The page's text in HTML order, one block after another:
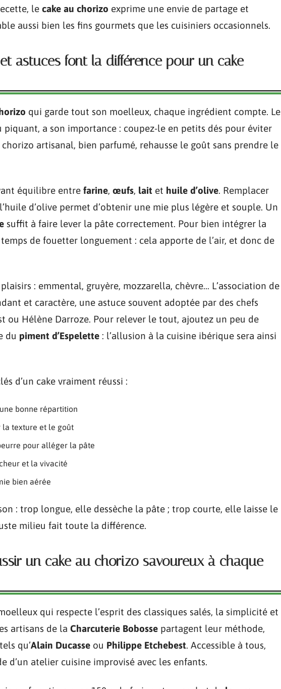
le cake au chorizo exprime une envie de partage et
aussi bien les fins gourmets que les cuisiniers occasionnels.
astuces font la différence pour un cake
qui garde tout son moelleux, chaque ingrédient compte. Le
piquant, a son importance : coupez-le en petits dés pour éviter
artisanal, bien parfumé, rehausse le goût sans prendre le
équilibre entre farine, œufs, lait et huile d’olive. Remplacer
d’olive permet d’obtenir une mie plus légère et souple. Un
suffit à faire lever la pâte correctement. Pour bien intégrer la
de fouetter longuement : cela apporte de l’air, et donc de
: emmental, gruyère, mozzarella, chèvre… L’association de
et caractère, une astuce souvent adoptée par des chefs
ou Hélène Darroze. Pour relever le tout, ajoutez un peu de
du piment d’Espelette : l’allusion à la cuisine ibérique sera ainsi
d’un cake vraiment réussi :
bonne répartition
la texture et le goût
pour alléger la pâte
et la vivacité
bien aérée
: trop longue, elle dessèche la pâte ; trop courte, elle laisse le
milieu fait toute la différence.
un cake au chorizo savoureux à chaque
qui respecte l’esprit des classiques salés, la simplicité et
artisans de la Charcuterie Bobosse partagent leur méthode,
qu’Alain Ducasse ou Philippe Etchebest. Accessible à tous,
d’un atelier cuisine improvisé avec les enfants.